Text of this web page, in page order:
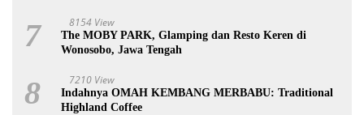
7 8154 View
The MOBY PARK, Glamping dan Resto Keren di
Wonosobo, Jawa Tengah
8 7210 View
Indahnya OMAH KEMBANG MERBABU: Traditional
Highland Coffee